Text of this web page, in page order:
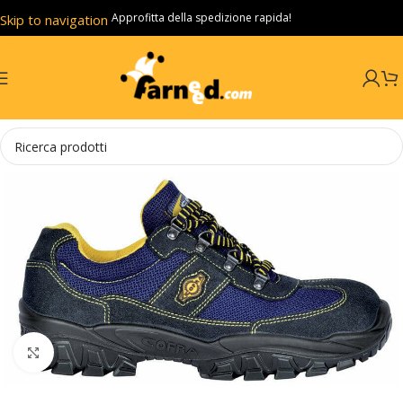
Skip to navigation
Skip to main content
Approfitta della spedizione rapida!
Click to enlarge